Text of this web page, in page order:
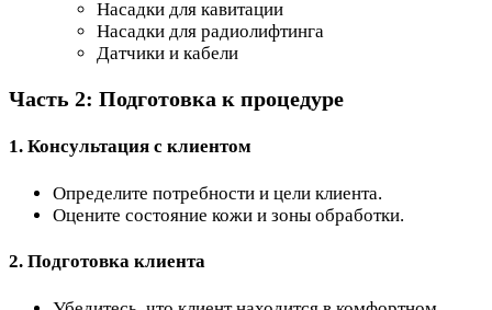
Насадки для кавитации
Насадки для радиолифтинга
Датчики и кабели
Часть 2: Подготовка к процедуре
1. Консультация с клиентом
Определите потребности и цели клиента.
Оцените состояние кожи и зоны обработки.
2. Подготовка клиента